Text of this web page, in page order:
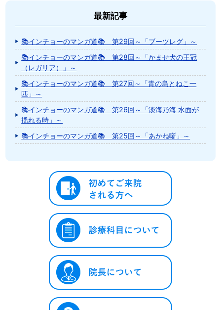
最新記事
📚インチョーのマンガ道📚 第29回～「ブーツレグ」～
📚インチョーのマンガ道📚 第28回～「かませ犬の王冠
（レガリア）」～
📚インチョーのマンガ道📚 第27回～「青の島とねこ一
匹」～
📚インチョーのマンガ道📚 第26回～「淡海乃海 水面が
揺れる時」～
📚インチョーのマンガ道📚 第25回～「あかね噺」～